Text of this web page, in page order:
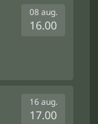
08 aug.
16.00
16 aug.
17.00